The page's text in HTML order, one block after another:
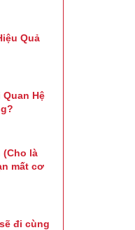
Quả
Quan Hệ
(Cho là
mất cơ
đi cùng